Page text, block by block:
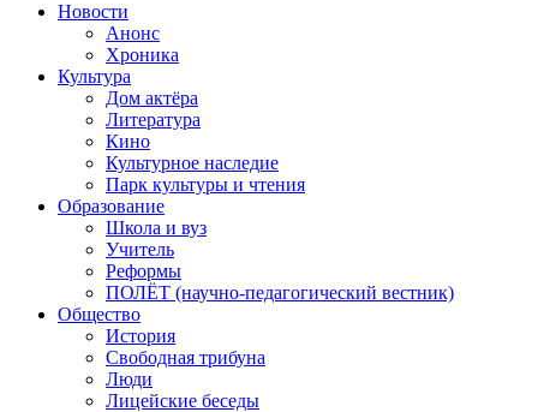
Новости
Анонс
Хроника
Культура
Дом актёра
Литература
Кино
Культурное наследие
Парк культуры и чтения
Образование
Школа и вуз
Учитель
Реформы
ПОЛЁТ (научно-педагогический вестник)
Общество
История
Свободная трибуна
Люди
Лицейские беседы